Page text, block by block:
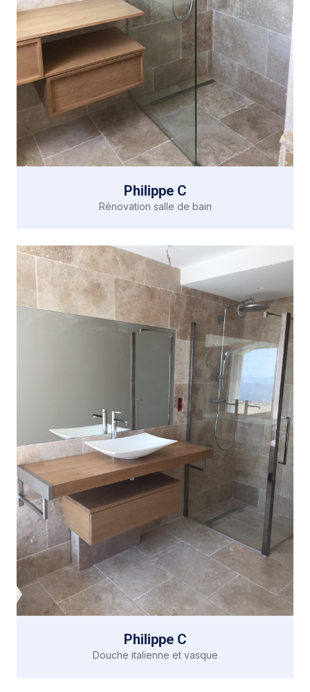
Philippe C
Rénovation salle de bain
Philippe C
Douche italienne et vasque